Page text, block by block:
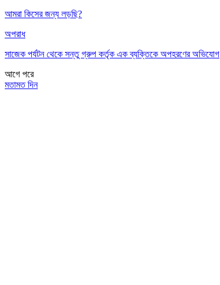
আমরা কিসের জন্য লড়ছি?
অপরাধ
সাজেক পর্যটন থেকে সন্তু গ্রুপ কর্তৃক এক ব্যক্তিকে অপহরণের অভিযোগ
আগে পরে
মতামত দিন